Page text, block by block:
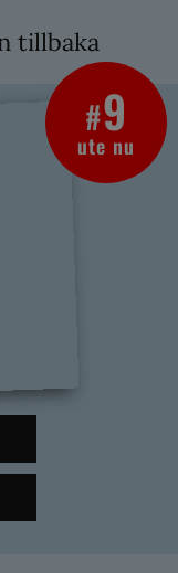
tillbaka
#9
ute nu